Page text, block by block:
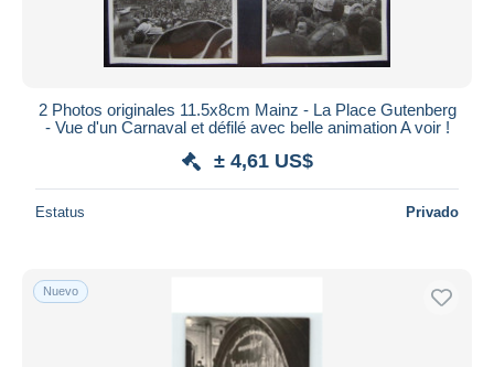
2 Photos originales 11.5x8cm Mainz - La Place Gutenberg
- Vue d'un Carnaval et défilé avec belle animation A voir !
± 4,61 US$
Estatus Privado
Nuevo